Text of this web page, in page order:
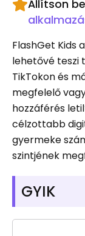
Állítson
FlashGet Kids
lehetővé teszi
TikTokon és
megfelelő
hozzáférés
célzottabb
gyermeke
szintjének
GYIK